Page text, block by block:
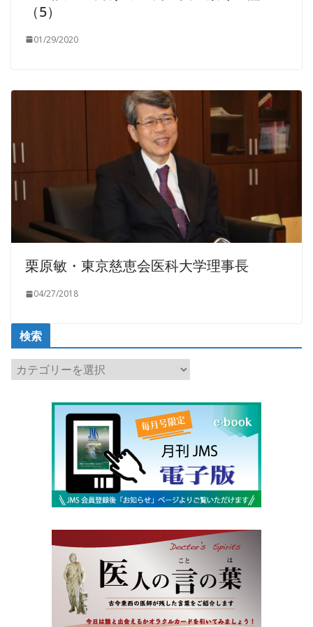
（5）
01/29/2020
栗原敏・東京慈恵会医科大学理事長
04/27/2018
検索
検